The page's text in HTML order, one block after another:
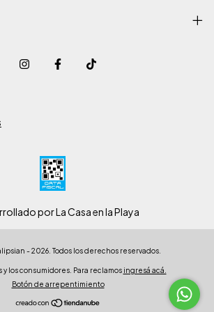
por La Casa en la Playa
- 2026. Todos los derechos reservados.
y los consumidores. Para reclamos ingresá acá.
Botón de arrepentimiento